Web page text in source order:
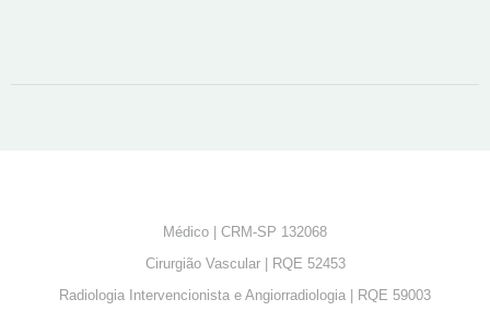
Médico | CRM-SP 132068
Cirurgião Vascular | RQE 52453
Radiologia Intervencionista e Angiorradiologia | RQE 59003